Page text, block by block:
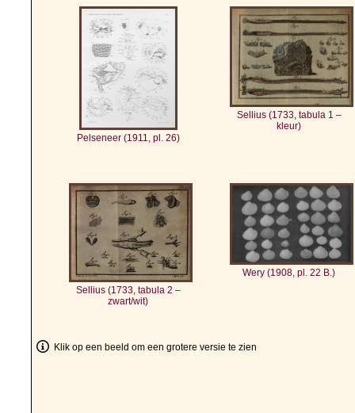
Pelseneer (1911, pl. 26)
Sellius (1733, tabula 1 –
kleur)
Sellius (1733, tabula 2 –
zwart/wit)
Wery (1908, pl. 22 B.)
Klik op een beeld om een grotere versie te zien